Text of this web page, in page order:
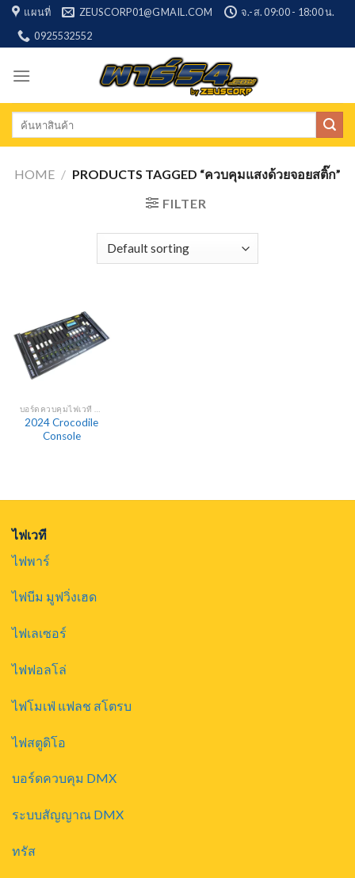
Skip
content
แผนที่ ZEUSCORP01@GMAIL.COM
จ.-ส. 09:00 - 18:00 น.
0925532552
Search
HOME / PRODUCTS TAGGED “ควบคุมแสงด้วยจอยสติ๊ก”
FILTER
2024 Crocodile
Console
ไฟเวที
ไฟพาร์
ไฟบีม มูฟวิ่งเฮด
ไฟเลเซอร์
ไฟฟอลโล่
ไฟโมเฟ่ แฟลช สโตรบ
ไฟสตูดิโอ
บอร์ดควบคุม DMX
ระบบสัญญาณ DMX
ทรัส